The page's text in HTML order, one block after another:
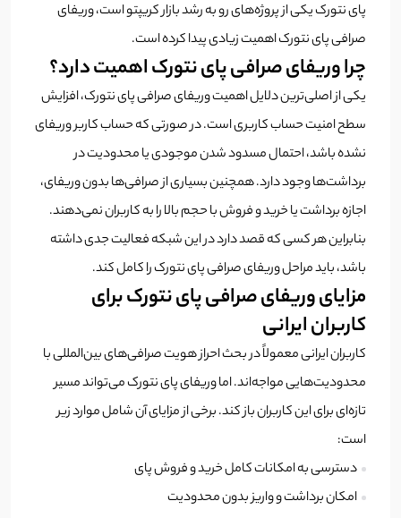
پای نتورک یکی از پروژه‌های رو به رشد بازار کریپتو است، وریفای
صرافی پای نتورک اهمیت زیادی پیدا کرده است.
چرا وریفای صرافی پای نتورک اهمیت دارد؟
یکی از اصلی‌ترین دلایل اهمیت وریفای صرافی پای نتورک، افزایش
سطح امنیت حساب کاربری است. در صورتی که حساب کاربر وریفای
نشده باشد، احتمال مسدود شدن موجودی یا محدودیت در
برداشت‌ها وجود دارد. همچنین بسیاری از صرافی‌ها بدون وریفای،
اجازه برداشت یا خرید و فروش با حجم بالا را به کاربران نمی‌دهند.
بنابراین هر کسی که قصد دارد در این شبکه فعالیت جدی داشته
باشد، باید مراحل وریفای صرافی پای نتورک را کامل کند.
مزایای وریفای صرافی پای نتورک برای
کاربران ایرانی
کاربران ایرانی معمولاً در بحث احراز هویت صرافی‌های بین‌المللی با
محدودیت‌هایی مواجه‌اند. اما وریفای پای نتورک می‌تواند مسیر
تازه‌ای برای این کاربران باز کند. برخی از مزایای آن شامل موارد زیر
است:
دسترسی به امکانات کامل خرید و فروش پای
امکان برداشت و واریز بدون محدودیت